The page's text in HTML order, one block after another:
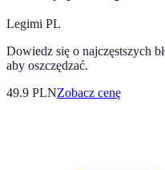
Legimi PL
Dowiedz się o najczęstszych
aby oszczędzać.
49.9 PLNZobacz cenę